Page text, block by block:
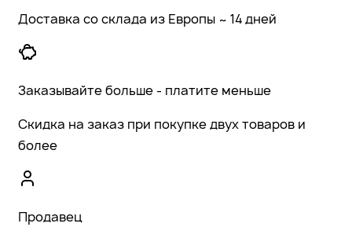
Доставка со склада из Европы ~ 14 дней
Заказывайте больше - платите меньше
Скидка на заказ при покупке двух товаров и
более
Продавец